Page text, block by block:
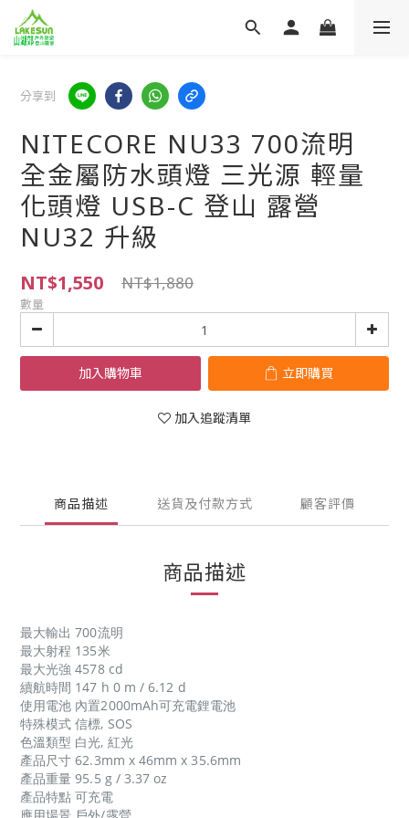
分享到
NITECORE NU33 700流明
全金屬防水頭燈 三光源 輕量
化頭燈 USB-C 登山 露營
NU32 升級
NT$1,550 NT$1,880
數量
加入購物車 立即購買
加入追蹤清單
商品描述 送貨及付款方式 顧客評價
商品描述
最大輸出 700流明
最大射程 135米
最大光強 4578 cd
續航時間 147 h 0 m / 6.12 d
使用電池 內置2000mAh可充電鋰電池
特殊模式 信標, SOS
色溫類型 白光, 紅光
產品尺寸 62.3mm x 46mm x 35.6mm
產品重量 95.5 g / 3.37 oz
產品特點 可充電